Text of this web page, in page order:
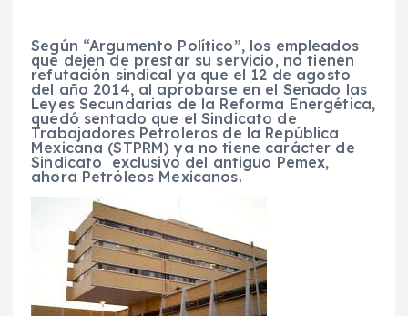
Según “Argumento Político”, los empleados
que dejen de prestar su servicio, no tienen
refutación sindical ya que el 12 de agosto
del año 2014, al aprobarse en el Senado las
Leyes Secundarias de la Reforma Energética,
quedó sentado que el Sindicato de
Trabajadores Petroleros de la República
Mexicana (STPRM) ya no tiene carácter de
Sindicato exclusivo del antiguo Pemex,
ahora Petróleos Mexicanos.